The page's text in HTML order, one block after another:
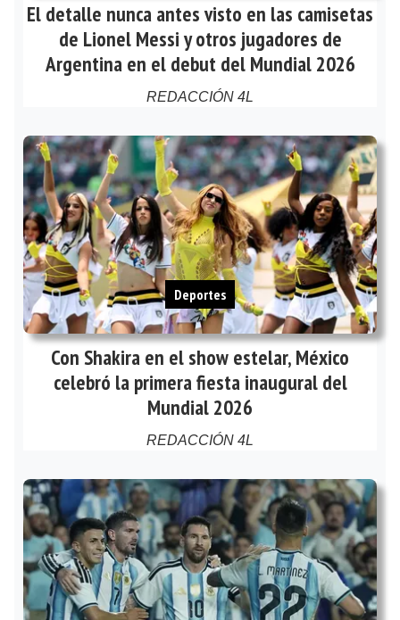
El detalle nunca antes visto en las camisetas
de Lionel Messi y otros jugadores de
Argentina en el debut del Mundial 2026
REDACCIÓN 4L
Con Shakira en el show estelar, México
celebró la primera fiesta inaugural del
Mundial 2026
REDACCIÓN 4L
Deportes